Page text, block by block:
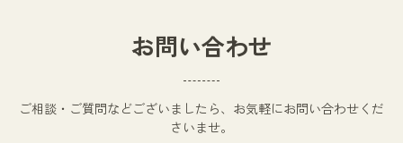
お問い合わせ
ご相談・ご質問などございましたら、お気軽にお問い合わせくだ
さいませ。